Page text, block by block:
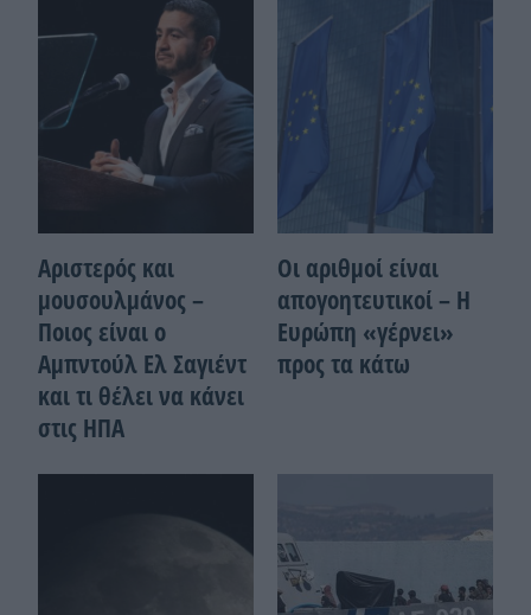
Αριστερός και
μουσουλμάνος –
Ποιoς είναι ο
Αμπντούλ Ελ Σαγιέντ
και τι θέλει να κάνει
στις ΗΠΑ
Οι αριθμοί είναι
απογοητευτικοί – Η
Ευρώπη «γέρνει»
προς τα κάτω